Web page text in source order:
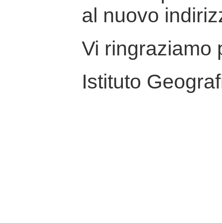
al nuovo
Vi ringraziamo
Istituto